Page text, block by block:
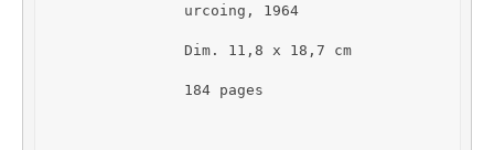
urcoing, 1964
Dim. 11,8 x 18,7 cm
184 pages